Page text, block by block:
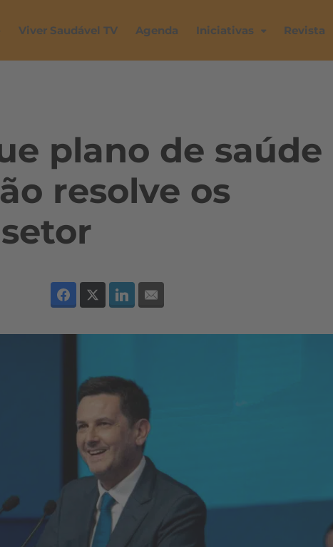
Viver Saudável TV Agenda Iniciativas Revista
plano de saúde
resolve os